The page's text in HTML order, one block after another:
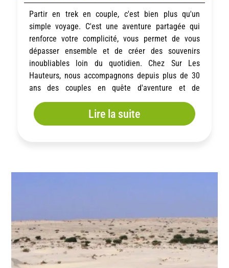
PARTIR À DEUX
Partir en trek en couple, c'est bien plus qu'un
simple voyage. C'est une aventure partagée qui
renforce votre complicité, vous permet de vous
dépasser ensemble et de créer des souvenirs
inoubliables loin du quotidien. Chez Sur Les
Hauteurs, nous accompagnons depuis plus de 30
ans des couples en quête d'aventure et de
dépaysement. Que vous soyez un couple de
randonneurs actif en quête de lâcher prise, ou un
couple de retraité, un trek en couple offre une
Lire la suite